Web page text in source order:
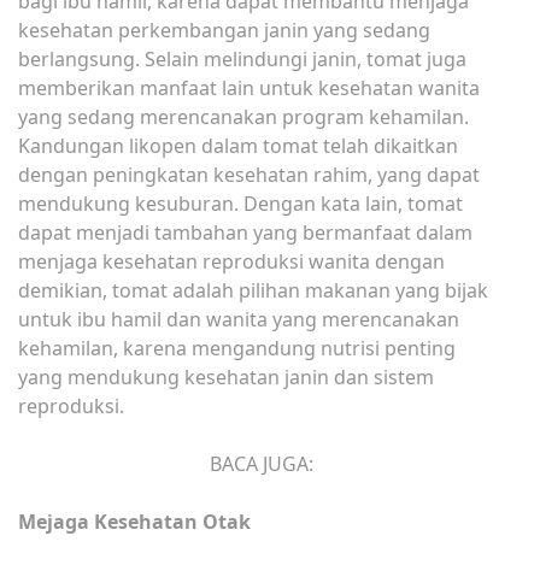
kesehatan perkembangan janin yang sedang
berlangsung. Selain melindungi janin, tomat juga
memberikan manfaat lain untuk kesehatan wanita
yang sedang merencanakan program kehamilan.
Kandungan likopen dalam tomat telah dikaitkan
dengan peningkatan kesehatan rahim, yang dapat
mendukung kesuburan. Dengan kata lain, tomat
dapat menjadi tambahan yang bermanfaat dalam
menjaga kesehatan reproduksi wanita dengan
demikian, tomat adalah pilihan makanan yang bijak
untuk ibu hamil dan wanita yang merencanakan
kehamilan, karena mengandung nutrisi penting
yang mendukung kesehatan janin dan sistem
reproduksi.
BACA JUGA:
Mejaga Kesehatan Otak